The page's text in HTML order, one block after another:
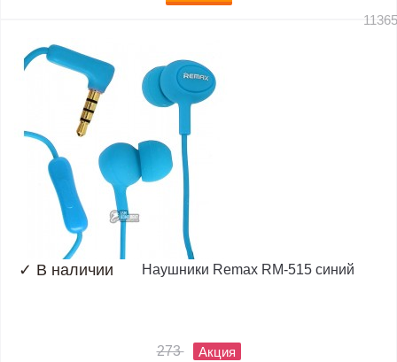
✓ В наличии Наушники Remax RM-515 синий
273 Акция